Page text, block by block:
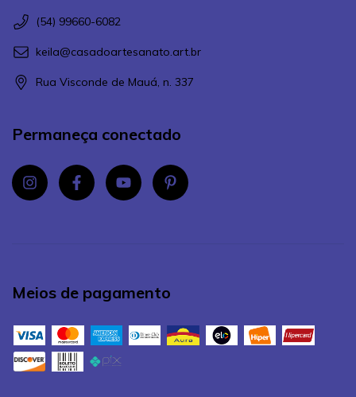
(54) 99660-6082
keila@casadoartesanato.art.br
Rua Visconde de Mauá, n. 337
Permaneça conectado
Meios de pagamento